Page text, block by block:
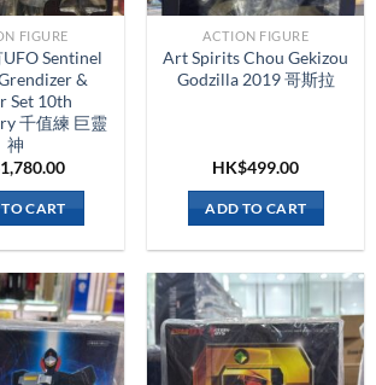
FIGURE
Sentinel
&
Set 10th
千值練 巨靈
神
1,780.00
CART
ACTION FIGURE
Art Spirits Chou Gekizou
Godzilla 2019 哥斯拉
HK$499.00
ADD TO CART